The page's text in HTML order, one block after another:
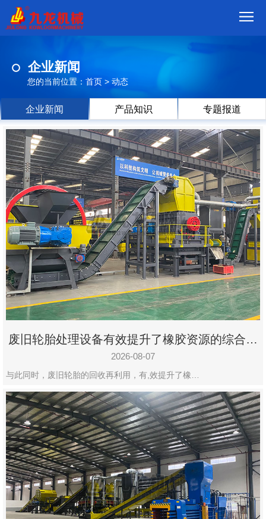
品
视
频
现
场
方
案
动
态
联
系
郑
州
市
九
设
有
限
公
司
豫
ICP
备
19020390
企业新闻
您的当前位置： 首页 > 动态
企业新闻 产品知识 专题报道
废旧轮胎处理设备有效提升了橡胶资源的综合利
用率
2026-08-07
与此同时，废旧轮胎的回收再利用，有,效提升了橡…